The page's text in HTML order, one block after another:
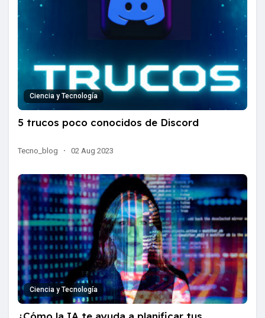
Ciencia y Tecnología
5 trucos poco conocidos de Discord
Tecno_blog · 02 Aug 2023
Ciencia y Tecnología